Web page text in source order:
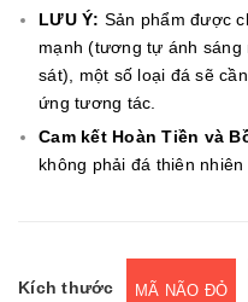
LƯU Ý: Sản phẩm được
mạnh (tương tự ánh sáng
sát), một số loại đá sẽ
ứng tương tác.
Cam kết Hoàn Tiền và
không phải đá thiên nhiên
Kích thước MÃ NÃO ĐỎ